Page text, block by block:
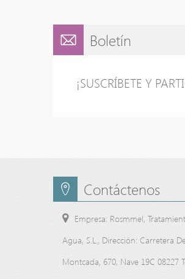
Boletín
¡SUSCRÍBETE Y
Contáctenos
Empresa: Rosmmel,
Agua, S.L., Dirección: Carretera
Montcada, 670, Nave 19C 08227